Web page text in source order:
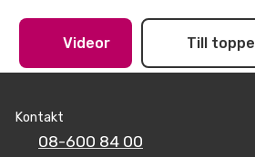
Videor Till
Kontakt
08-600 84 00